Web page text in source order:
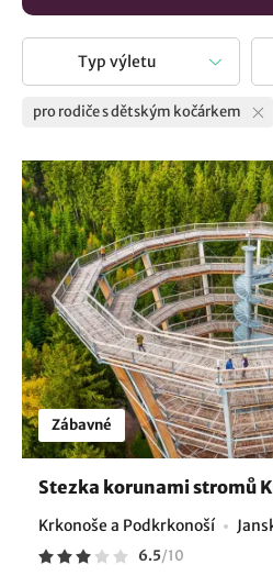
Typ výletu
pro rodiče s dětským kočárkem
Zábavné
Stezka korunami stromů
Krkonoše a Podkrkonoší
6.5/10